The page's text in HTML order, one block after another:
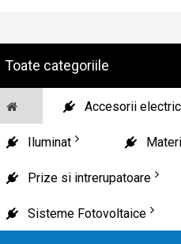
Toate categoriile
Accesorii
Iluminat
Prize si intrerupatoare
Sisteme Fotovoltaice